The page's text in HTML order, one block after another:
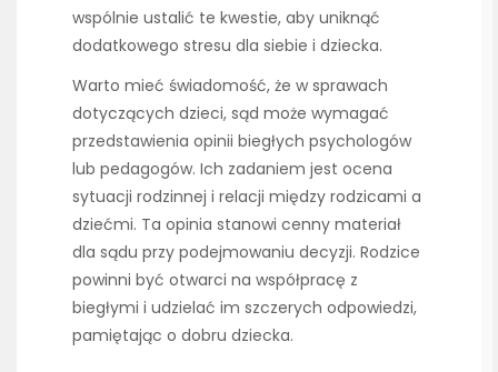
wspólnie ustalić te kwestie, aby uniknąć
dodatkowego stresu dla siebie i dziecka.
Warto mieć świadomość, że w sprawach
dotyczących dzieci, sąd może wymagać
przedstawienia opinii biegłych psychologów
lub pedagogów. Ich zadaniem jest ocena
sytuacji rodzinnej i relacji między rodzicami a
dziećmi. Ta opinia stanowi cenny materiał
dla sądu przy podejmowaniu decyzji. Rodzice
powinni być otwarci na współpracę z
biegłymi i udzielać im szczerych odpowiedzi,
pamiętając o dobru dziecka.